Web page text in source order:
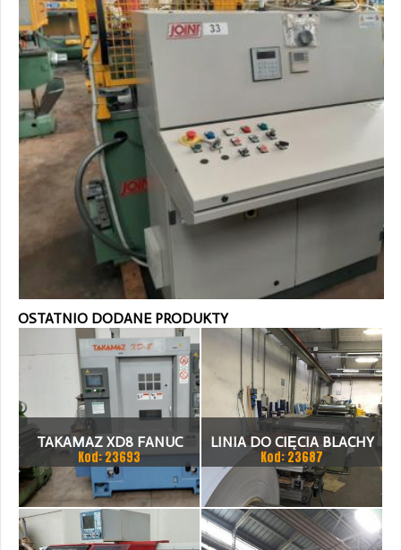
OSTATNIO DODANE PRODUKTY
TAKAMAZ XD8 FANUC
21ITA TOKARKA CNC
Kod: 23693
LINIA DO CIĘCIA BLACHY
1.500 X 1,5 (2,5) MM
Kod: 23687